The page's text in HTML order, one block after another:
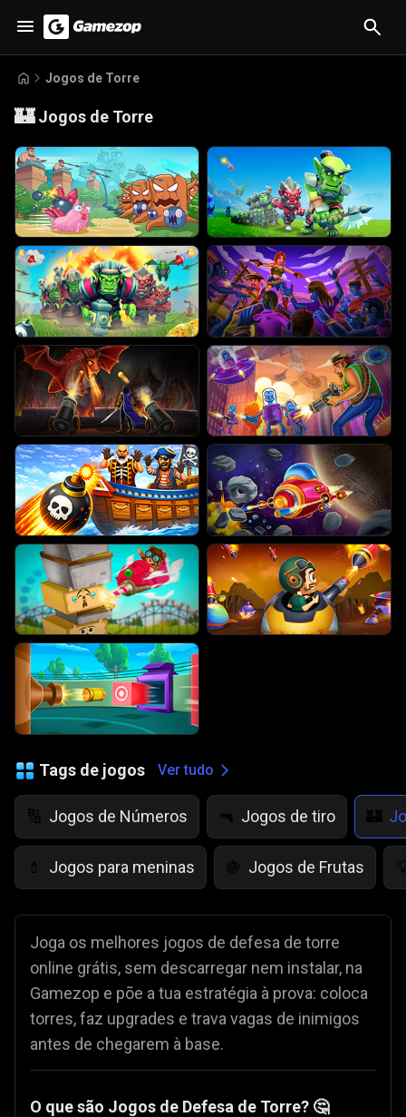
Jogos de Torre
🏰 Jogos de Torre
Tags de jogos Ver tudo
🔢 Jogos de Números 🔫 Jogos de tiro 🏰
💄 Jogos para meninas 🍇 Jogos de Frutas
Joga os melhores jogos de defesa de torre
online grátis, sem descarregar nem instalar, na
Gamezop e põe a tua estratégia à prova: coloca
torres, faz upgrades e trava vagas de inimigos
antes de chegarem à base.
O que são Jogos de Defesa de Torre? 🤔